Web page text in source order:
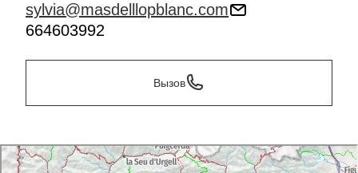
sylvia@masdelllopblanc.com
664603992
Вызов